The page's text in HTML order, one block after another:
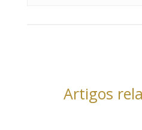
Artigos